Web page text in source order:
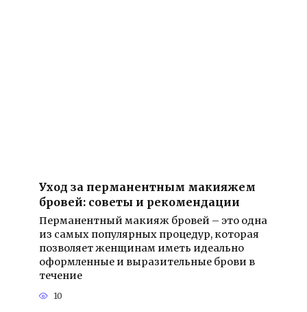
Уход за перманентным макияжем
бровей: советы и рекомендации
Перманентный макияж бровей – это одна
из самых популярных процедур, которая
позволяет женщинам иметь идеально
оформленные и выразительные брови в
течение
10